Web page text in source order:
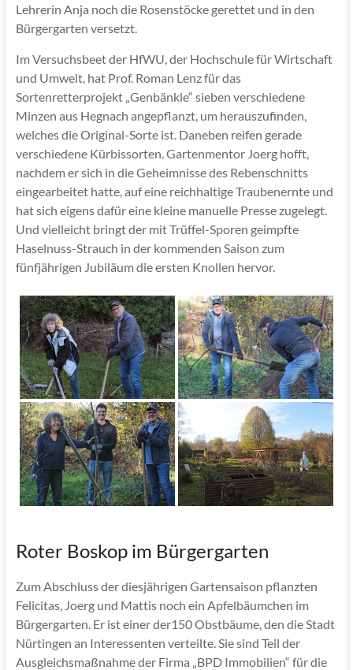
Lehrerin Anja noch die Rosenstöcke gerettet und in den
Bürgergarten versetzt.
Im Versuchsbeet der HfWU, der Hochschule für Wirtschaft
und Umwelt, hat Prof. Roman Lenz für das
Sortenretterprojekt „Genbänkle“ sieben verschiedene
Minzen aus Hegnach angepflanzt, um herauszufinden,
welches die Original-Sorte ist. Daneben reifen gerade
verschiedene Kürbissorten. Gartenmentor Joerg hofft,
nachdem er sich in die Geheimnisse des Rebenschnitts
eingearbeitet hatte, auf eine reichhaltige Traubenernte und
hat sich eigens dafür eine kleine manuelle Presse zugelegt.
Und vielleicht bringt der mit Trüffel-Sporen geimpfte
Haselnuss-Strauch in der kommenden Saison zum
fünfjährigen Jubiläum die ersten Knollen hervor.
Roter Boskop im Bürgergarten
Zum Abschluss der diesjährigen Gartensaison pflanzten
Felicitas, Joerg und Mattis noch ein Apfelbäumchen im
Bürgergarten. Er ist einer der150 Obstbäume, den die Stadt
Nürtingen an Interessenten verteilte. Sie sind Teil der
Ausgleichsmaßnahme der Firma „BPD Immobilien“ für die